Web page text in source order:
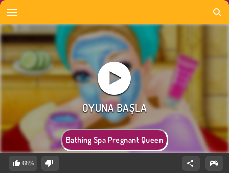
Bathing Spa Pregnant Queen
68%